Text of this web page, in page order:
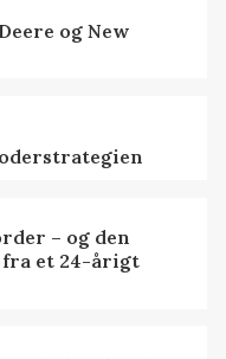
og New
– og den
et 24-årigt